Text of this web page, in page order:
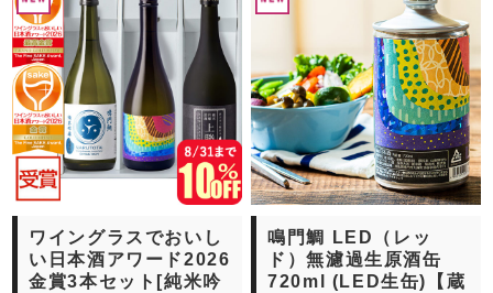
ワイングラスでおいし
い日本酒アワード2026
金賞3本セット[純米吟
鳴門鯛 LED（レッ
ド）無濾過生原酒缶
720ml (LED生缶)【蔵